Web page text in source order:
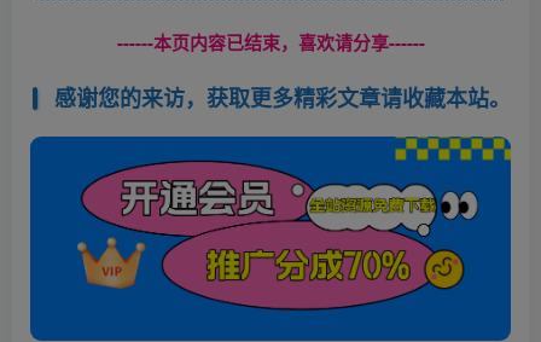
------本页内容已结束，喜欢请分享------
感谢您的来访，获取更多精彩文章请收藏本站。